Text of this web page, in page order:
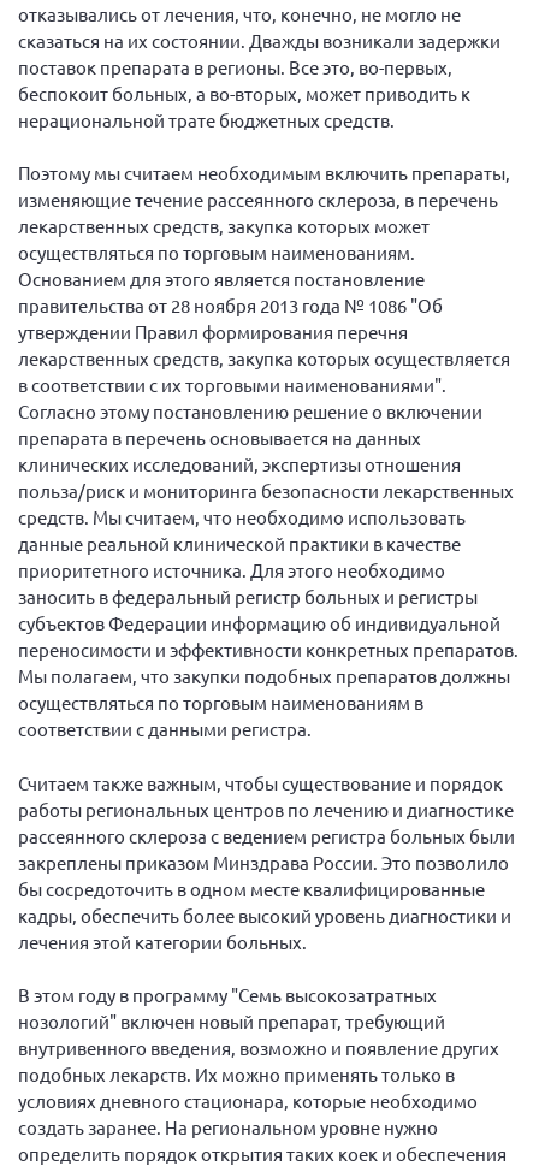
Мурманская область
Нижегородская область
Новгородская область
Новосибирская область
Омская область
Оренбургская область
Пензенская область
Республика Башкортостан
Республика Бурятия
Республика Карелия
Республика Калмыкия
Республика Хакасия
Ростовская область
г. Санкт-Петербург
г. Севастополь
Самарская область СОРС
Самарская область ПРИЗМА
Самарская область СГОРС
Свердловская область
Ставропольский край
Сахалинская область
Томская область
Тульская область
Ульяновская область
Челябинская область
Ярославская область
отказывались от лечения, что, конечно, не могло не
сказаться на их состоянии. Дважды возникали задержки
поставок препарата в регионы. Все это, во-первых,
беспокоит больных, а во-вторых, может приводить к
нерациональной трате бюджетных средств.
Поэтому мы считаем необходимым включить препараты,
изменяющие течение рассеянного склероза, в перечень
лекарственных средств, закупка которых может
осуществляться по торговым наименованиям.
Основанием для этого является постановление
правительства от 28 ноября 2013 года № 1086 "Об
утверждении Правил формирования перечня
лекарственных средств, закупка которых осуществляется
в соответствии с их торговыми наименованиями".
Согласно этому постановлению решение о включении
препарата в перечень основывается на данных
клинических исследований, экспертизы отношения
польза/риск и мониторинга безопасности лекарственных
средств. Мы считаем, что необходимо использовать
данные реальной клинической практики в качестве
приоритетного источника. Для этого необходимо
заносить в федеральный регистр больных и регистры
субъектов Федерации информацию об индивидуальной
переносимости и эффективности конкретных препаратов.
Мы полагаем, что закупки подобных препаратов должны
осуществляться по торговым наименованиям в
соответствии с данными регистра.
Считаем также важным, чтобы существование и порядок
работы региональных центров по лечению и диагностике
рассеянного склероза с ведением регистра больных были
закреплены приказом Минздрава России. Это позволило
бы сосредоточить в одном месте квалифицированные
кадры, обеспечить более высокий уровень диагностики и
лечения этой категории больных.
В этом году в программу "Семь высокозатратных
нозологий" включен новый препарат, требующий
внутривенного введения, возможно и появление других
подобных лекарств. Их можно применять только в
условиях дневного стационара, которые необходимо
создать заранее. На региональном уровне нужно
определить порядок открытия таких коек и обеспечения